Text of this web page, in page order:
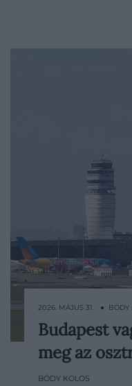
Sokan bevált
Liszt Ferenc
érdemesebb
2026. MÁJUS 31. ● BÓDY
Budapest
meg az
BÓDY KOLOS